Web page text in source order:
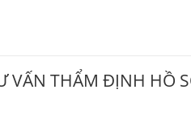
THẨM ĐỊNH HỒ